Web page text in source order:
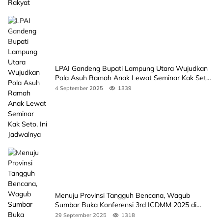
LPAI Gandeng Bupati Lampung Utara Wujudkan
Pola Asuh Ramah Anak Lewat Seminar Kak Seto,
Ini Jadwalnya
4 September 2025 1339
Menuju Provinsi Tangguh Bencana, Wagub
Sumbar Buka Konferensi 3rd ICDMM 2025 di
Unand
29 September 2025 1318